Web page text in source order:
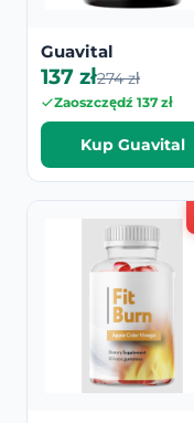
Guavital
137 zł274 zł
Zaoszczędź 137 zł
Kup Guavital